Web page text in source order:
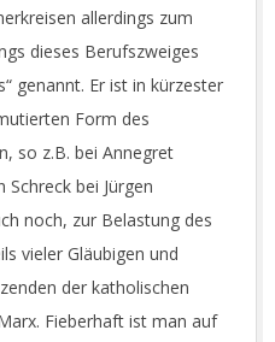
allerdings zum
dieses Berufszweiges
genannt. Er ist in kürzester
Form des
so z.B. bei Annegret
bei Jürgen
noch, zur Belastung des
vieler Gläubigen und
der katholischen
Fieberhaft ist man auf